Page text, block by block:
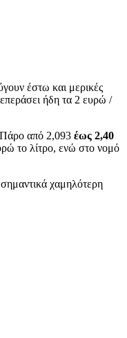
έστω και μερικές
ήδη τα 2 ευρώ /
Πάρο από 2,093 έως 2,40
το λίτρο, ενώ στο νομό
χαμηλότερη